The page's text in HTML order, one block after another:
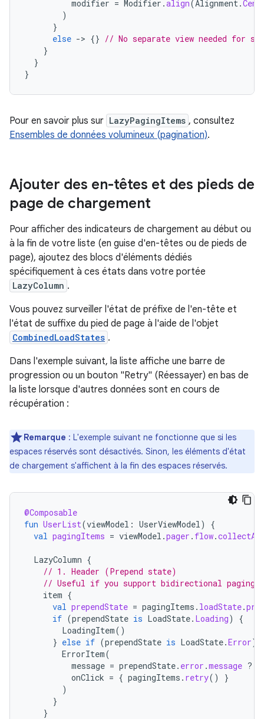
modifier = Modifier .align(Alignment.
)
}
else -> {} // No separate view needed for
}
}
}
Pour en savoir plus sur LazyPagingItems , consultez
Ensembles de données volumineux (pagination).
Ajouter des en-têtes et des pieds de
page de chargement
Pour afficher des indicateurs de chargement au début ou
à la fin de votre liste (en guise d'en-têtes ou de pieds de
page), ajoutez des blocs d'éléments dédiés
spécifiquement à ces états dans votre portée
LazyColumn .
Vous pouvez surveiller l'état de préfixe de l'en-tête et
l'état de suffixe du pied de page à l'aide de l'objet
CombinedLoadStates .
Dans l'exemple suivant, la liste affiche une barre de
progression ou un bouton "Retry" (Réessayer) en bas de
la liste lorsque d'autres données sont en cours de
récupération :
Remarque : L'exemple suivant ne fonctionne que si les
espaces réservés sont désactivés. Sinon, les éléments d'état
de chargement s'affichent à la fin des espaces réservés.
@Composable
fun UserList(viewModel : UserViewModel)
{
val pagingItems = viewModel .pager . flow.
LazyColumn {
// 1. Header (Prepend state)
// Useful if you support bidirectional paging
item {
val prependState = pagingItems . loadState.
if (prependState is LoadState. Loading)
{
LoadingItem()
} else if (prependState is LoadState.Error)
ErrorItem(
message = prependState. error .message ?:
onClick = { pagingItems . retry()
}
)
}
}